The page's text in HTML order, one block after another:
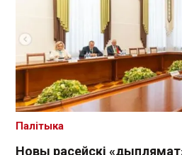
Новы расейскі
Палітыка